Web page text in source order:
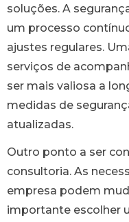
soluções. A
um processo
ajustes regulares.
serviços de
ser mais valiosa a
medidas de
atualizadas.
Outro ponto a ser
consultoria. As
empresa podem
importante escolher